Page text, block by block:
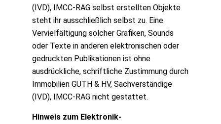
(IVD), IMCC-RAG selbst erstellten Objekte
steht ihr ausschließlich selbst zu. Eine
Vervielfältigung solcher Grafiken, Sounds
oder Texte in anderen elektronischen oder
gedruckten Publikationen ist ohne
ausdrückliche, schriftliche Zustimmung durch
Immobilien GUTH & HV, Sachverständige
(IVD), IMCC-RAG nicht gestattet.
Hinweis zum Elektronik-